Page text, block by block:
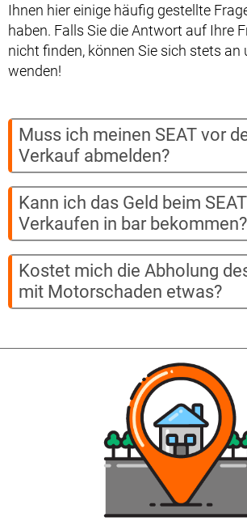
Ihnen hier einige häufig gestellte
haben. Falls Sie die Antwort auf Ihre
nicht finden, können Sie sich stets an
wenden!
Muss ich meinen SEAT vor
Verkauf abmelden?
Kann ich das Geld beim SEAT
Verkaufen in bar bekommen?
Kostet mich die Abholung
mit Motorschaden etwas?